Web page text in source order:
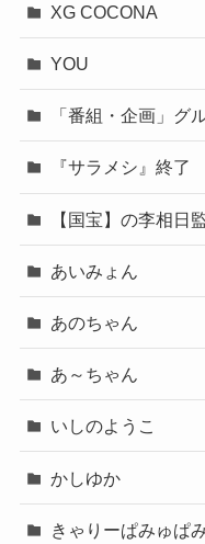
XG COCONA
YOU
「番組・企画」グ
『サラメシ』終了
【国宝】の李相日
あいみょん
あのちゃん
あ～ちゃん
いしのようこ
かしゆか
きゃりーぱみゅぱ